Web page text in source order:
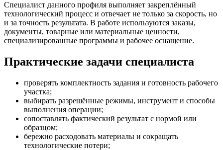
Специалист данного профиля выполняет закреплённый
технологический процесс и отвечает не только за скорость, но
и за точность результата. В работе используются заказы,
документы, товарные или материальные ценности,
специализированные программы и рабочее оснащение.
Практические задачи специалиста
проверять комплектность задания и готовность рабочего
участка;
выбирать разрешённые режимы, инструмент и способы
выполнения операции;
сопоставлять фактический результат с нормой или
образцом;
бережно расходовать материалы и сокращать
технологические потери;